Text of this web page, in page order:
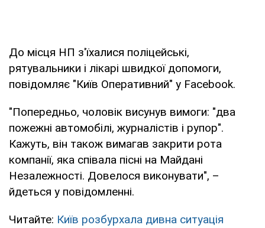
До місця НП з'їхалися поліцейські,
рятувальники і лікарі швидкої допомоги,
повідомляє "Київ Оперативний" у Facebook.
"Попередньо, чоловік висунув вимоги: "два
пожежні автомобілі, журналістів і рупор".
Кажуть, він також вимагав закрити рота
компанії, яка співала пісні на Майдані
Незалежності. Довелося виконувати", –
йдеться у повідомленні.
Читайте: Київ розбурхала дивна ситуація